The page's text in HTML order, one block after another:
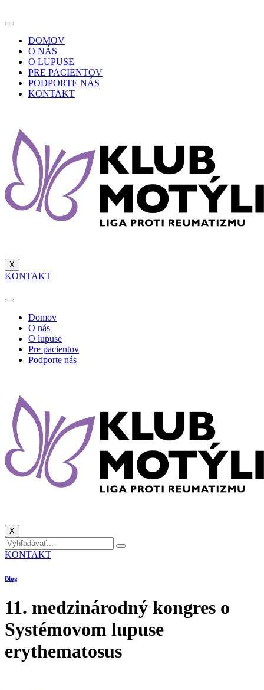
DOMOV
O NÁS
O LUPUSE
PRE PACIENTOV
PODPORTE NÁS
KONTAKT
X
KONTAKT
Domov
O nás
O lupuse
Pre pacientov
Podporte nás
X
KONTAKT
Blog
11. medzinárodný kongres o
Systémovom lupuse
erythematosus